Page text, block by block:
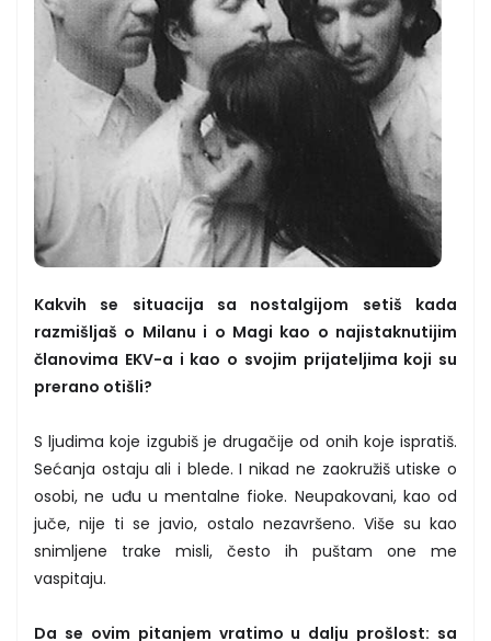
Kakvih se situacija sa nostalgijom setiš kada
razmišljaš o Milanu i o Magi kao o najistaknutijim
članovima EKV-a i kao o svojim prijateljima koji su
prerano otišli?
S ljudima koje izgubiš je drugačije od onih koje ispratiš.
Sećanja ostaju ali i blede. I nikad ne zaokružiš utiske o
osobi, ne uđu u mentalne fioke. Neupakovani, kao od
juče, nije ti se javio, ostalo nezavršeno. Više su kao
snimljene trake misli, često ih puštam one me
vaspitaju.
Da se ovim pitanjem vratimo u dalju prošlost: sa